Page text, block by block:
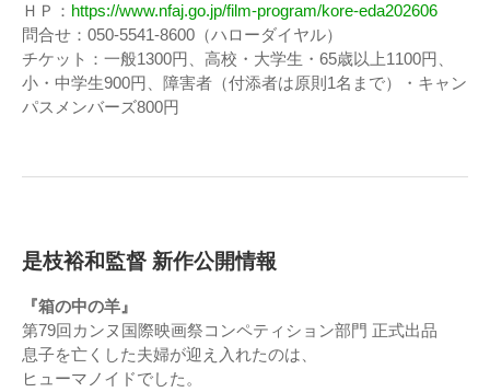
ＨＰ： https://www.nfaj.go.jp/film-program/kore-eda202606
問合せ：050-5541-8600（ハローダイヤル）
チケット：一般1300円、高校・大学生・65歳以上1100円、
小・中学生900円、障害者（付添者は原則1名まで）・キャン
パスメンバーズ800円
是枝裕和監督 新作公開情報
『箱の中の羊』
第79回カンヌ国際映画祭コンペティション部門 正式出品
息子を亡くした夫婦が迎え入れたのは、
ヒューマノイドでした。